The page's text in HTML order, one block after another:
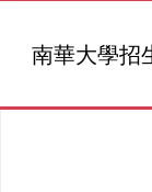
南華大學招